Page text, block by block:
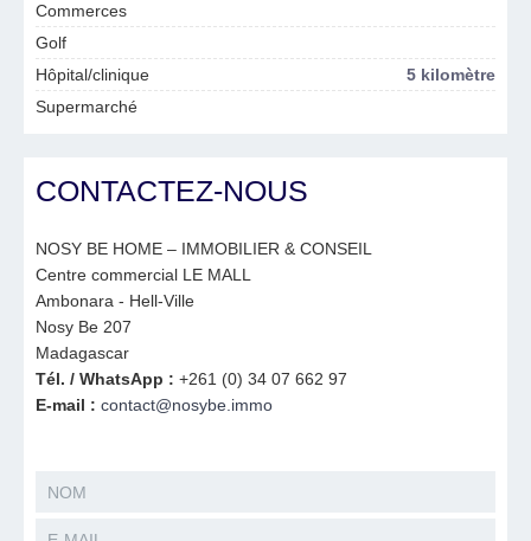
Commerces
Golf
Hôpital/clinique
5 kilomètre
Supermarché
CONTACTEZ-NOUS
NOSY BE HOME – IMMOBILIER & CONSEIL
Centre commercial LE MALL
Ambonara - Hell-Ville
Nosy Be 207
Madagascar
Tél. / WhatsApp : +261 (0) 34 07 662 97
E-mail : contact@nosybe.immo